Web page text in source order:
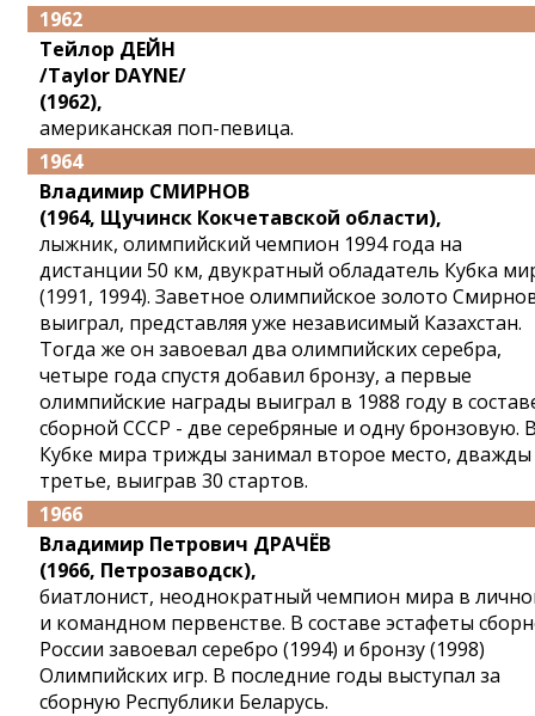
1962
Тейлор ДЕЙН
/Taylor DAYNE/
(1962),
американская поп-певица.
1964
Владимир СМИРНОВ
(1964, Щучинск Кокчетавской области),
лыжник, олимпийский чемпион 1994 года на
дистанции 50 км, двукратный обладатель Кубка
(1991, 1994). Заветное олимпийское золото
выиграл, представляя уже независимый Казахстан.
Тогда же он завоевал два олимпийских серебра,
четыре года спустя добавил бронзу, а первые
олимпийские награды выиграл в 1988 году в
сборной СССР - две серебряные и одну бронзовую.
Кубке мира трижды занимал второе место,
третье, выиграв 30 стартов.
1966
Владимир Петрович ДРАЧЁВ
(1966, Петрозаводск),
биатлонист, неоднократный чемпион мира в
и командном первенстве. В составе эстафеты
России завоевал серебро (1994) и бронзу (1998)
Олимпийских игр. В последние годы выступал за
сборную Республики Беларусь.